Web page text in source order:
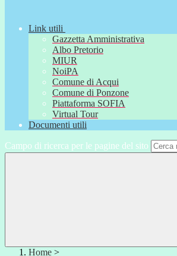
Link utili
Gazzetta Amministrativa
Albo Pretorio
MIUR
NoiPA
Comune di Acqui
Comune di Ponzone
Piattaforma SOFIA
Virtual Tour
Documenti utili
Campo di ricerca per le pagine del sito
Home >